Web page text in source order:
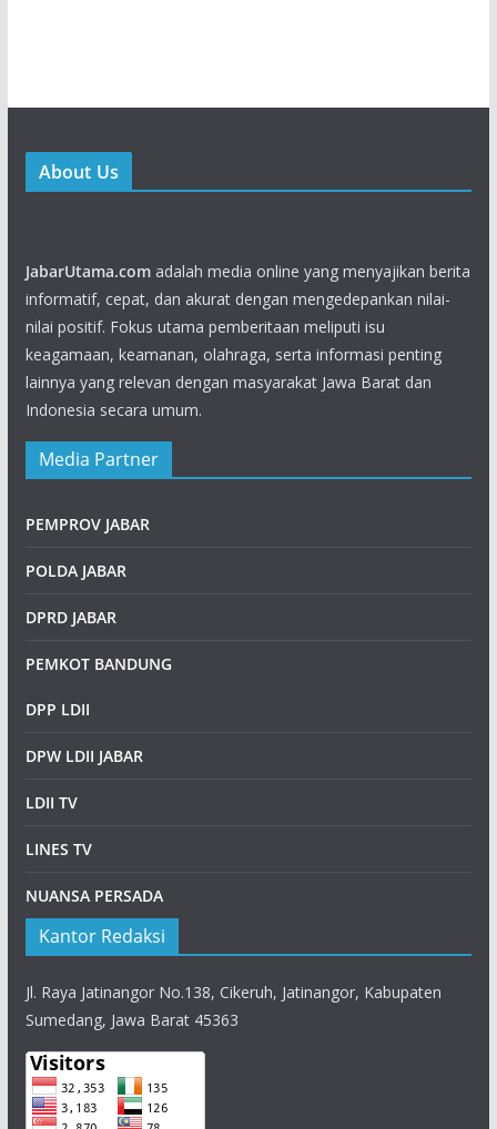
About Us
JabarUtama.comadalah media online yang menyajikan berita
informatif, cepat, dan akurat dengan mengedepankan nilai-
nilai positif. Fokus utama pemberitaan meliputi isu
keagamaan, keamanan, olahraga, serta informasi penting
lainnya yang relevan dengan masyarakat Jawa Barat dan
Indonesia secara umum.
Media Partner
PEMPROV JABAR
POLDA JABAR
DPRD JABAR
PEMKOT BANDUNG
DPP LDII
DPW LDII JABAR
LDII TV
LINES TV
NUANSA PERSADA
Kantor Redaksi
Jl. Raya Jatinangor No.138, Cikeruh, Jatinangor, Kabupaten
Sumedang, Jawa Barat 45363